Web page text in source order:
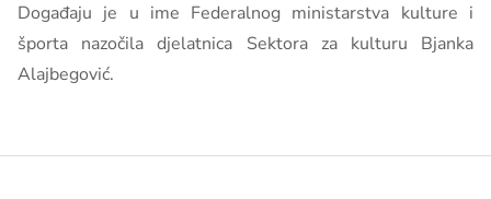
Događaju je u ime Federalnog ministarstva kulture i
športa nazočila djelatnica Sektora za kulturu Bjanka
Alajbegović.